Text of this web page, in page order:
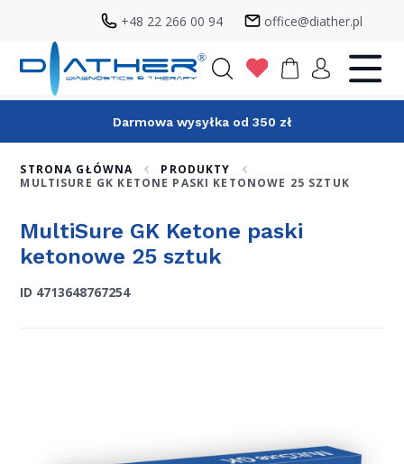
+48 22 266 00 94 office@diather.pl
Darmowa wysyłka od 350 zł
STRONA GŁÓWNA
PRODUKTY
MULTISURE GK KETONE PASKI KETONOWE 25 SZTUK
MultiSure GK Ketone paski
ketonowe 25 sztuk
ID 4713648767254